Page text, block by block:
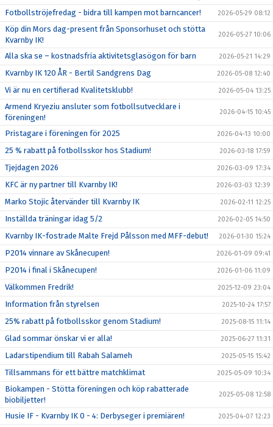
Fotbollströjefredag - bidra till kampen mot barncancer! 2026-05-29 08:12
Köp din Mors dag-present från Sponsorhuset och stötta
Kvarnby IK!
2026-05-27 10:06
Alla ska se – kostnadsfria aktivitetsglasögon för barn 2026-05-21 14:29
Kvarnby IK 120 ÅR - Bertil Sandgrens Dag 2026-05-08 12:40
Vi är nu en certifierad Kvalitetsklubb! 2026-05-04 13:25
Armend Kryeziu ansluter som fotbollsutvecklare i
föreningen!
2026-04-15 10:45
Pristagare i föreningen för 2025 2026-04-13 10:00
25 % rabatt på fotbollsskor hos Stadium! 2026-03-18 17:59
Tjejdagen 2026 2026-03-09 17:34
KFC är ny partner till Kvarnby IK! 2026-03-03 12:39
Marko Stojic återvänder till Kvarnby IK 2026-02-11 12:25
Inställda träningar idag 5/2 2026-02-05 14:50
Kvarnby IK-fostrade Malte Frejd Pålsson med MFF-debut! 2026-01-30 15:24
P2014 vinnare av Skånecupen! 2026-01-09 09:41
P2014 i final i Skånecupen! 2026-01-06 11:09
Välkommen Fredrik! 2025-12-09 23:04
Information från styrelsen 2025-10-24 17:57
25% rabatt på fotbollsskor genom Stadium! 2025-08-15 11:14
Glad sommar önskar vi er alla! 2025-06-27 11:31
Ladarstipendium till Rabah Salameh 2025-05-15 15:42
Tillsammans för ett bättre matchklimat 2025-05-09 10:34
Biokampen - Stötta föreningen och köp rabatterade
biobiljetter!
2025-05-08 12:58
Husie IF - Kvarnby IK 0 - 4: Derbyseger i premiären! 2025-04-07 12:23